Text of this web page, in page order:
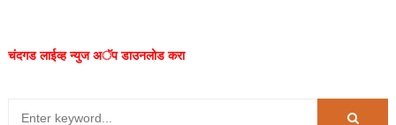
चंदगड लाईव्ह न्युज अॅप डाउनलोड करा